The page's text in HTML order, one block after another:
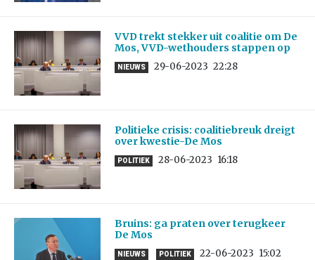
VVD trekt stekker uit coalitie om De
Mos, VVD-wethouders stappen op
NIEUWS 29-06-2023 22:28
Politieke crisis: coalitiebreuk dreigt
over kwestie-De Mos
POLITIEK 28-06-2023 16:18
Bruins: ga praten over terugkeer
De Mos
NIEUWS POLITIEK 22-06-2023 15:02